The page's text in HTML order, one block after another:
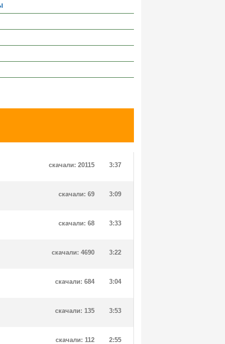
3:37
скачали: 20115
3:09
скачали: 69
3:33
скачали: 68
3:22
скачали: 4690
3:04
скачали: 684
3:53
скачали: 135
2:55
скачали: 112